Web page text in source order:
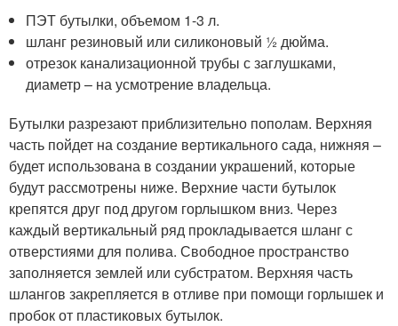
ПЭТ бутылки, объемом 1-3 л.
шланг резиновый или силиконовый ½ дюйма.
отрезок канализационной трубы с заглушками,
диаметр – на усмотрение владельца.
Бутылки разрезают приблизительно пополам. Верхняя
часть пойдет на создание вертикального сада, нижняя –
будет использована в создании украшений, которые
будут рассмотрены ниже. Верхние части бутылок
крепятся друг под другом горлышком вниз. Через
каждый вертикальный ряд прокладывается шланг с
отверстиями для полива. Свободное пространство
заполняется землей или субстратом. Верхняя часть
шлангов закрепляется в отливе при помощи горлышек и
пробок от пластиковых бутылок.